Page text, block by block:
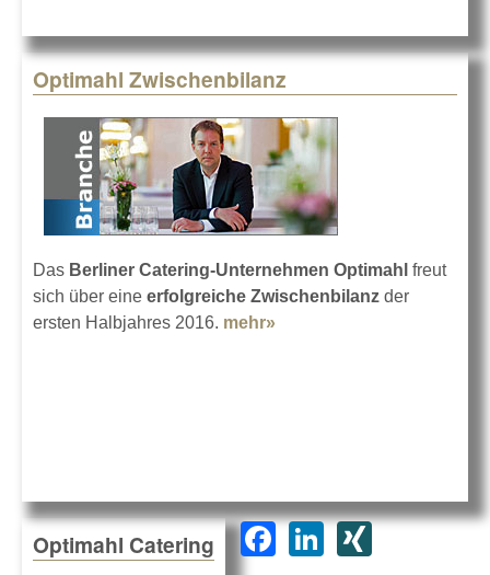
Optimahl Zwischenbilanz
Das Berliner Catering-Unternehmen Optimahl freut
sich über eine erfolgreiche Zwischenbilanz der
ersten Halbjahres 2016. mehr»
Optimahl Catering
F
Li XI